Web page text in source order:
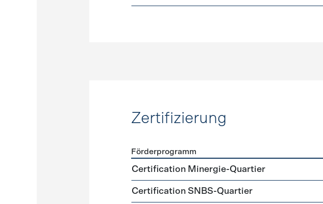
Zertifizierung
Förderprogramme Zertifizierung
Förderprogramm
Certification Minergie-Quartier
Certification SNBS-Quartier